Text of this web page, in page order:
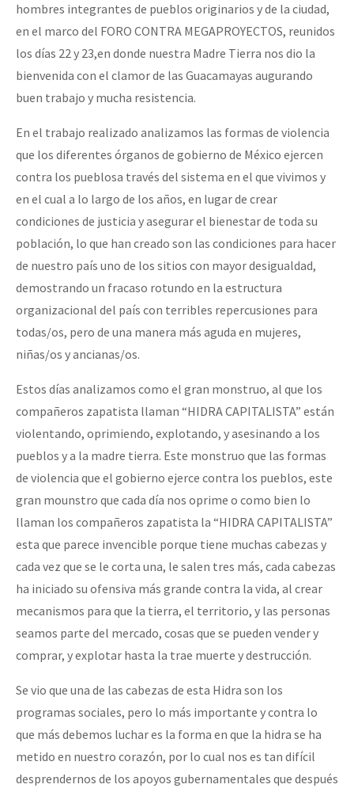
hombres integrantes de pueblos originarios y de la ciudad,
en el marco del FORO CONTRA MEGAPROYECTOS, reunidos
los días 22 y 23,en donde nuestra Madre Tierra nos dio la
bienvenida con el clamor de las Guacamayas augurando
buen trabajo y mucha resistencia.
En el trabajo realizado analizamos las formas de violencia
que los diferentes órganos de gobierno de México ejercen
contra los pueblosa través del sistema en el que vivimos y
en el cual a lo largo de los años, en lugar de crear
condiciones de justicia y asegurar el bienestar de toda su
población, lo que han creado son las condiciones para hacer
de nuestro país uno de los sitios con mayor desigualdad,
demostrando un fracaso rotundo en la estructura
organizacional del país con terribles repercusiones para
todas/os, pero de una manera más aguda en mujeres,
niñas/os y ancianas/os.
Estos días analizamos como el gran monstruo, al que los
compañeros zapatista llaman “HIDRA CAPITALISTA” están
violentando, oprimiendo, explotando, y asesinando a los
pueblos y a la madre tierra. Este monstruo que las formas
de violencia que el gobierno ejerce contra los pueblos, este
gran mounstro que cada día nos oprime o como bien lo
llaman los compañeros zapatista la “HIDRA CAPITALISTA”
esta que parece invencible porque tiene muchas cabezas y
cada vez que se le corta una, le salen tres más, cada cabezas
ha iniciado su ofensiva más grande contra la vida, al crear
mecanismos para que la tierra, el territorio, y las personas
seamos parte del mercado, cosas que se pueden vender y
comprar, y explotar hasta la trae muerte y destrucción.
Se vio que una de las cabezas de esta Hidra son los
programas sociales, pero lo más importante y contra lo
que más debemos luchar es la forma en que la hidra se ha
metido en nuestro corazón, por lo cual nos es tan difícil
desprendernos de los apoyos gubernamentales que después